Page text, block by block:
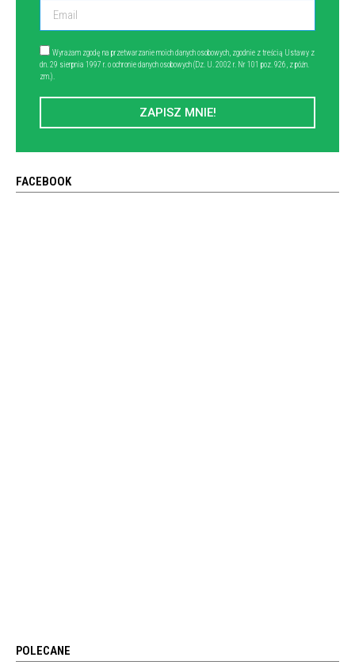
Wyrażam zgodę na przetwarzanie moich danych osobowych, zgodnie z treścią Ustawy z
dn. 29 sierpnia 1997 r. o ochronie danych osobowych (Dz. U. 2002 r. Nr 101 poz. 926, z późn.
zm.).
ZAPISZ MNIE!
FACEBOOK
POLECANE